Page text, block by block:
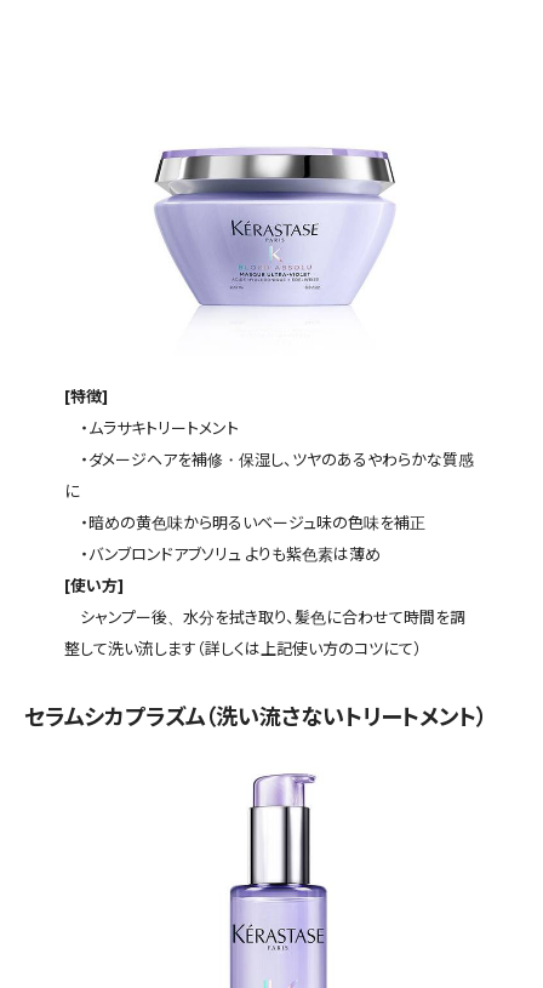
[特徴]
・ムラサキトリートメント
・ダメージヘアを補修・保湿し、ツヤのあるやわらかな質感
に
・暗めの黄色味から明るいベージュ味の色味を補正
・バンブロンドアブソリュ よりも紫色素は薄め
[使い方]
シャンプー後、水分を拭き取り、髪色に合わせて時間を調
整して洗い流します（詳しくは上記使い方のコツにて）
セラムシカプラズム（洗い流さないトリートメント）